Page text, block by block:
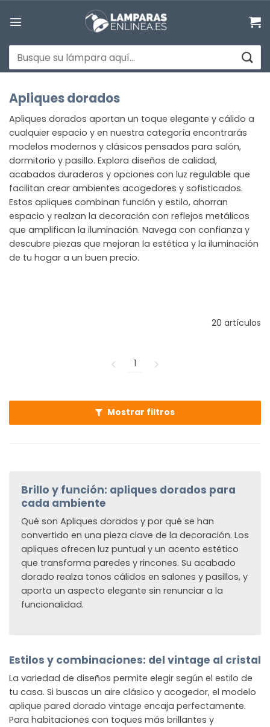
Buscar
por:
Apliques dorados
Apliques dorados aportan un toque elegante y cálido a
cualquier espacio y en nuestra categoría encontrarás
modelos modernos y clásicos pensados para salón,
dormitorio y pasillo. Explora diseños de calidad,
acabados duraderos y opciones con luz regulable que
facilitan crear ambientes acogedores y sofisticados.
Estos apliques combinan función y estilo, ahorran
espacio y realzan la decoración con reflejos metálicos
que amplifican la iluminación. Navega con confianza y
descubre piezas que mejoran la estética y la iluminación
de tu hogar a un buen precio.
20 artículos
1
Mostrar filtros
Brillo y función: apliques dorados para
cada ambiente
Qué son Apliques dorados y por qué se han
convertido en una pieza clave de la decoración. Los
apliques ofrecen luz puntual y un acento estético
que transforma paredes y rincones. Su acabado
dorado realza tonos cálidos en salones y pasillos, y
aporta un aspecto elegante sin renunciar a la
funcionalidad.
Estilos y combinaciones: del vintage al cristal
La variedad de diseños permite elegir según el estilo de
tu casa. Si buscas un aire clásico y acogedor, el modelo
aplique pared dorado vintage encaja perfectamente.
Para habitaciones con toques más brillantes y